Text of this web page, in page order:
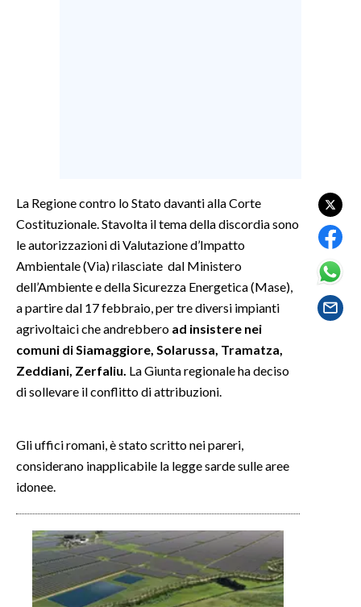
SALUTE
SARDEGNA TURISMO
SARDI NEL MONDO
NOTIZIE
EVENTI
#CARAUNIONE
INSULARITÀ
INFO AZIENDE
ABBONATI
ANNUNCI
NECROLOGI
PUBBLICITÀ
La Regione contro lo Stato davanti alla Corte
Costituzionale. Stavolta il tema della discordia sono
le autorizzazioni di Valutazione d’Impatto
Ambientale (Via) rilasciate dal Ministero
dell’Ambiente e della Sicurezza Energetica (Mase),
a partire dal 17 febbraio, per tre diversi impianti
agrivoltaici che andrebbero ad insistere nei
comuni di Siamaggiore, Solarussa, Tramatza,
Zeddiani, Zerfaliu. La Giunta regionale ha deciso
di sollevare il conflitto di attribuzioni.
Gli uffici romani, è stato scritto nei pareri,
considerano inapplicabile la legge sarde sulle aree
idonee.